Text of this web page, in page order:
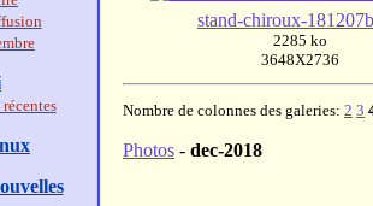
stand-chiroux-
2285 ko
3648X2736
Nombre de colonnes des galeries: 2 3
Photos - dec-2018